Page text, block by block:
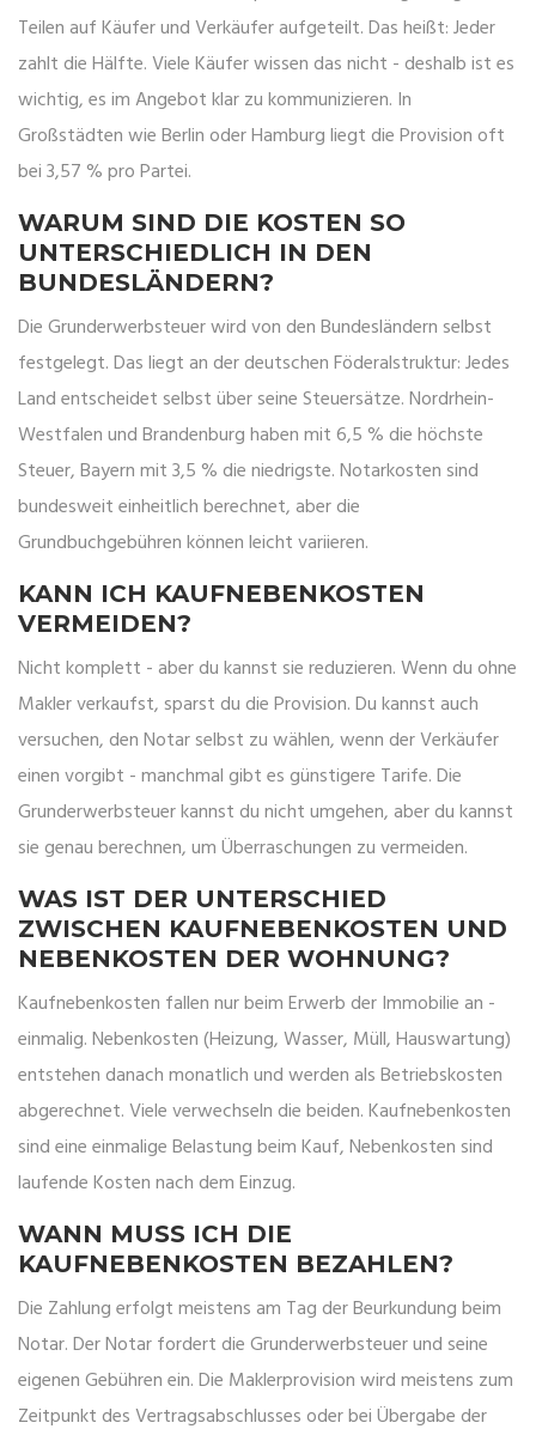
Teilen auf Käufer und Verkäufer aufgeteilt. Das heißt: Jeder
zahlt die Hälfte. Viele Käufer wissen das nicht - deshalb ist es
wichtig, es im Angebot klar zu kommunizieren. In
Großstädten wie Berlin oder Hamburg liegt die Provision oft
bei 3,57 % pro Partei.
WARUM SIND DIE KOSTEN SO
UNTERSCHIEDLICH IN DEN
BUNDESLÄNDERN?
Die Grunderwerbsteuer wird von den Bundesländern selbst
festgelegt. Das liegt an der deutschen Föderalstruktur: Jedes
Land entscheidet selbst über seine Steuersätze. Nordrhein-
Westfalen und Brandenburg haben mit 6,5 % die höchste
Steuer, Bayern mit 3,5 % die niedrigste. Notarkosten sind
bundesweit einheitlich berechnet, aber die
Grundbuchgebühren können leicht variieren.
KANN ICH KAUFNEBENKOSTEN
VERMEIDEN?
Nicht komplett - aber du kannst sie reduzieren. Wenn du ohne
Makler verkaufst, sparst du die Provision. Du kannst auch
versuchen, den Notar selbst zu wählen, wenn der Verkäufer
einen vorgibt - manchmal gibt es günstigere Tarife. Die
Grunderwerbsteuer kannst du nicht umgehen, aber du kannst
sie genau berechnen, um Überraschungen zu vermeiden.
WAS IST DER UNTERSCHIED
ZWISCHEN KAUFNEBENKOSTEN UND
NEBENKOSTEN DER WOHNUNG?
Kaufnebenkosten fallen nur beim Erwerb der Immobilie an -
einmalig. Nebenkosten (Heizung, Wasser, Müll, Hauswartung)
entstehen danach monatlich und werden als Betriebskosten
abgerechnet. Viele verwechseln die beiden. Kaufnebenkosten
sind eine einmalige Belastung beim Kauf, Nebenkosten sind
laufende Kosten nach dem Einzug.
WANN MUSS ICH DIE
KAUFNEBENKOSTEN BEZAHLEN?
Die Zahlung erfolgt meistens am Tag der Beurkundung beim
Notar. Der Notar fordert die Grunderwerbsteuer und seine
eigenen Gebühren ein. Die Maklerprovision wird meistens zum
Zeitpunkt des Vertragsabschlusses oder bei Übergabe der